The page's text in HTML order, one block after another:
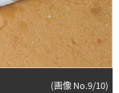
(画像 No.9/10)